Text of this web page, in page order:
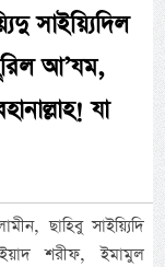
সাইয়্যিদিল
আ’যম,
যা
ছাহিবু সাইয়্যিদি
শরীফ, ইমামুল